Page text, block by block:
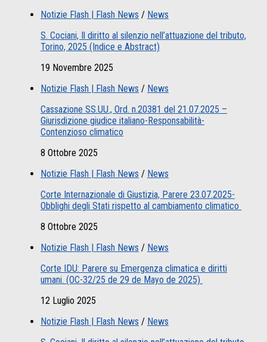
Notizie Flash | Flash News / News
S. Cociani, Il diritto al silenzio nell’attuazione del tributo,
Torino, 2025 (Indice e Abstract)
19 Novembre 2025
Notizie Flash | Flash News / News
Cassazione SS.UU., Ord. n.20381 del 21.07.2025 –
Giurisdizione giudice italiano-Responsabilità-
Contenzioso climatico
8 Ottobre 2025
Notizie Flash | Flash News / News
Corte Internazionale di Giustizia, Parere 23.07.2025-
Obblighi degli Stati rispetto al cambiamento climatico
8 Ottobre 2025
Notizie Flash | Flash News / News
Corte IDU: Parere su Emergenza climatica e diritti
umani. (OC-32/25 de 29 de Mayo de 2025)
12 Luglio 2025
Notizie Flash | Flash News / News